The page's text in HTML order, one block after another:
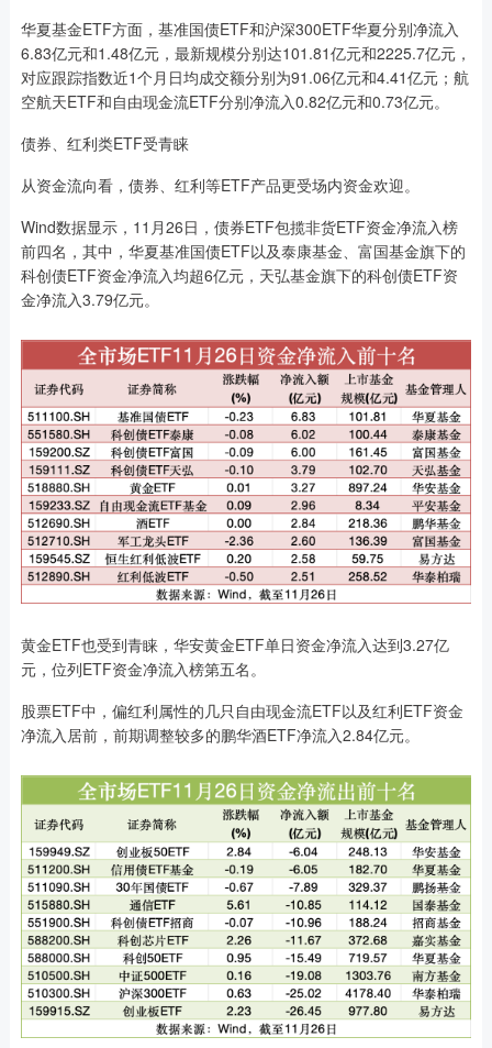
华夏基金ETF方面，基准国债ETF和沪深300ETF华夏分别净流入
6.83亿元和1.48亿元，最新规模分别达101.81亿元和2225.7亿元，
对应跟踪指数近1个月日均成交额分别为91.06亿元和4.41亿元；航
空航天ETF和自由现金流ETF分别净流入0.82亿元和0.73亿元。
债券、红利类ETF受青睐
从资金流向看，债券、红利等ETF产品更受场内资金欢迎。
Wind数据显示，11月26日，债券ETF包揽非货ETF资金净流入榜
前四名，其中，华夏基准国债ETF以及泰康基金、富国基金旗下的
科创债ETF资金净流入均超6亿元，天弘基金旗下的科创债ETF资
金净流入3.79亿元。
黄金ETF也受到青睐，华安黄金ETF单日资金净流入达到3.27亿
元，位列ETF资金净流入榜第五名。
股票ETF中，偏红利属性的几只自由现金流ETF以及红利ETF资金
净流入居前，前期调整较多的鹏华酒ETF净流入2.84亿元。